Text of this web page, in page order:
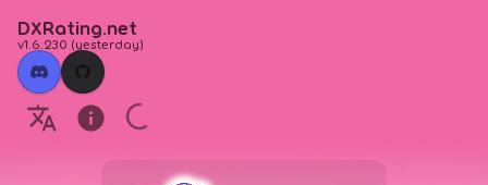
DXRating.net
v1.6.230 (yesterday)